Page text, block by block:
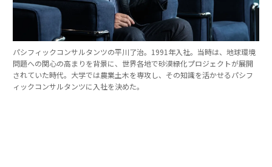
パシフィックコンサルタンツの平川了治。1991年入社。当時は、地球環境
問題への関心の高まりを背景に、世界各地で砂漠緑化プロジェクトが展開
されていた時代。大学では農業土木を専攻し、その知識を活かせるパシフ
ィックコンサルタンツに入社を決めた。